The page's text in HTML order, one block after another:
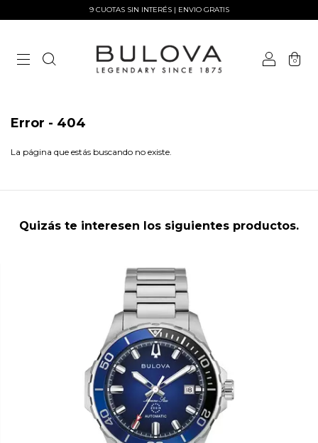
9 CUOTAS SIN INTERÉS | ENVIO GRATIS
0
Error - 404
La página que estás buscando no existe.
Quizás te interesen los siguientes productos.